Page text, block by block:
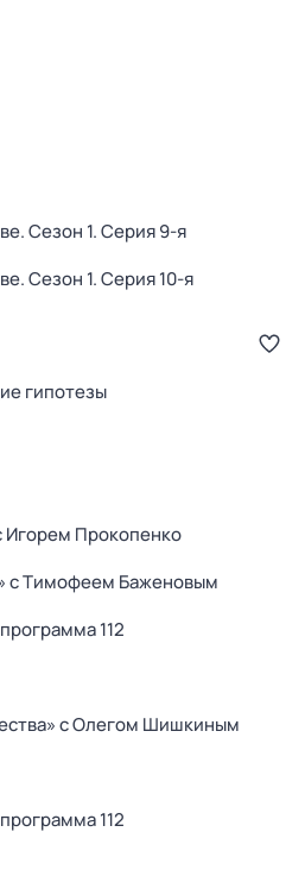
. Сезон 1. Серия 9-я
. Сезон 1. Серия 10-я
гипотезы
Игорем Прокопенко
с Тимофеем Баженовым
112
с Олегом Шишкиным
112